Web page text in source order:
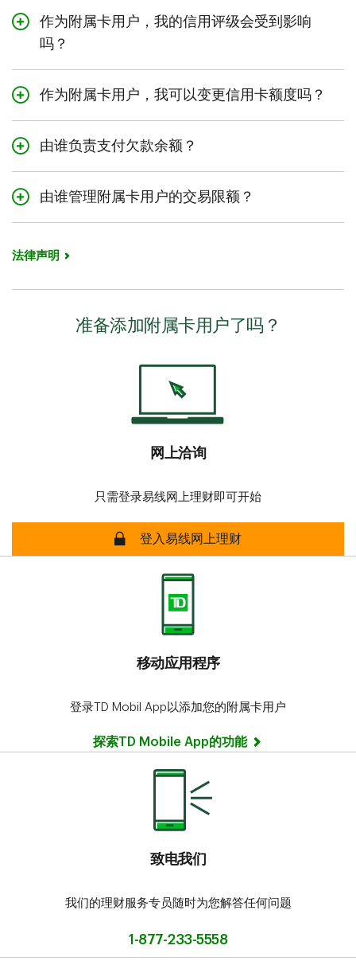
卡用户。
作为附属卡用户，我的信用评级会受到影响
吗？
不会。由于信用卡账户为主要持卡人所有，信用卡欠款余
额只会影响主要持卡人的信用评级。
作为附属卡用户，我可以变更信用卡额度吗？
不可以。只有主要持卡人可以变更信用卡额度。
由谁负责支付欠款余额？
主要持卡人承担账户所有费用，包括任何附属卡用户产生
的费用。不过，附属卡用户始终可为信用卡账户还款。
由谁管理附属卡用户的交易限额？
主要持卡人通过TD App管理限额，但仅限线下和线上消
ATM交易，以及余额转账。
法律声明
准备添加附属卡用户了吗？
网上洽询
只需登录易线网上理财即可开始
线上保障
登入易线网上理财
移动应用程序
登录TD Mobil App以添加您的附属卡用户
探索TD Mobile App的功能
致电我们
我们的理财服务专员随时为您解答任何问题
1-877-233-5558